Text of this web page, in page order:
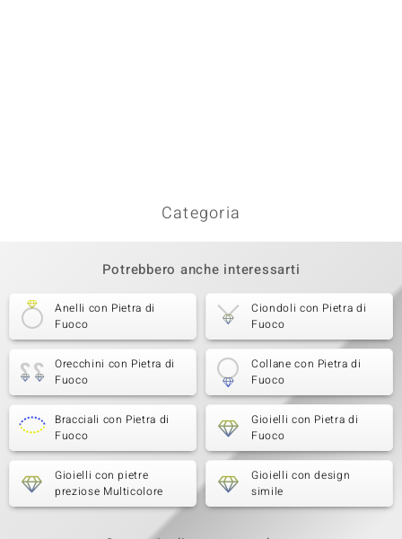
Categoria
Potrebbero anche interessarti
Anelli con Pietra di
Fuoco
Ciondoli con Pietra di
Fuoco
Orecchini con Pietra di
Fuoco
Collane con Pietra di
Fuoco
Bracciali con Pietra di
Fuoco
Gioielli con Pietra di
Fuoco
Gioielli con pietre
preziose Multicolore
Gioielli con design
simile